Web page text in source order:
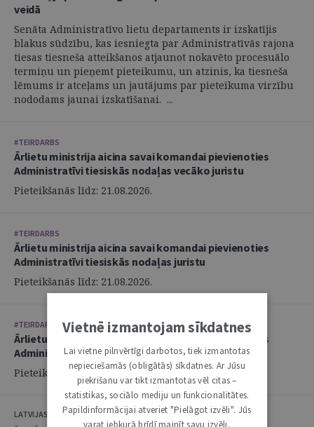
veidā
Senāta Administratīvo lietu departaments ir izskatījis
blakus sūdzību, kas iesniegta par Administratīvās rajona
tiesas tiesneša atteikšanos atjaunot nokavēto procesuālo
termiņu un pieņemt pieteikumu, un atzinis, ka tiesneša
lēmums ir atceļams un jautājums par pieteikuma virzību
nododams jaunai izskatīšanai. ...
#TEIRDARBS
Ārlietu ministrija aicina savai komandai pievienoties
Administratīvi tiesiskās nodaļas vecāko juristu
Pieteikšanās līdz: 21.08.2026.
#TEIRDARBS
Ārlietu ministrija aicina savai komandai pievienoties
Administratīvi tiesiskās nodaļas juristu
Pieteikšanās līdz: 21.08.2026.
#TEIRDARBS
Ārlietu ministrija aicina savai komandai pievienoties
Administratīvi tiesiskās nodaļas juristu
Pieteikšanās līdz: 21.08.2026.
LATVIJAS ZVĒRINĀTU ADVOKĀTU PADOME
Vietnē izmantojam sīkdatnes
Lai vietne pilnvērtīgi darbotos, tiek izmantotas
nepieciešamās (obligātās) sīkdatnes. Ar Jūsu
piekrišanu var tikt izmantotas vēl citas –
statistikas, sociālo mediju un funkcionalitātes.
Papildinformācijai atveriet "Pielāgot izvēli". Jūs
varat jebkurā brīdī mainīt savu izvēli,